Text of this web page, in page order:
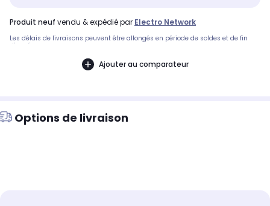
produit neuf vendu & expédié par Electro Network
Les délais de livraisons peuvent être allongés en période de soldes et de fin
d'année.
Ajouter au comparateur
Options de livraison